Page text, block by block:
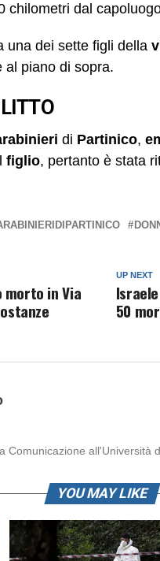
chilometri dal
una dei sette figli della
al piano di sopra.
di Partinico,
figlio, pertanto è stata
UP NEXT
50
in Via
Comunicazione all'Università
YOU MAY LIKE